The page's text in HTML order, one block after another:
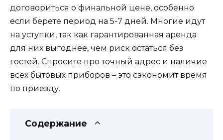
договориться о финальной цене, особенно
если берете период на 5-7 дней. Многие идут
на уступки, так как гарантированная аренда
для них выгоднее, чем риск остаться без
гостей. Спросите про точный адрес и наличие
всех бытовых приборов – это сэкономит время
по приезду.
Содержание